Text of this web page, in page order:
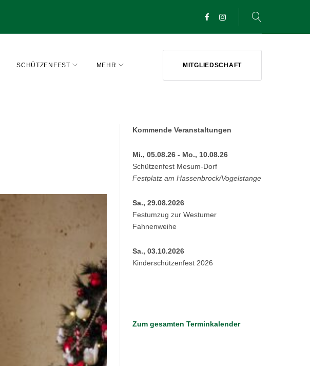
Facebook
Instagram
SCHÜTZENFEST MEHR MITGLIEDSCHAFT
Kommende Veranstaltungen
Mi., 05.08.26 - Mo., 10.08.26
Schützenfest Mesum-Dorf
Festplatz am Hassenbrock/Vogelstange
Sa., 29.08.2026
Festumzug zur Westumer
Fahnenweihe
Sa., 03.10.2026
Kinderschützenfest 2026
Zum gesamten Terminkalender